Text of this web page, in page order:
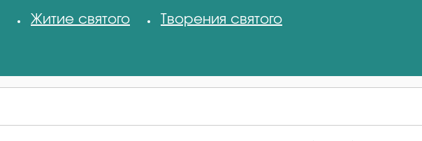
Житие святого
Творения святого